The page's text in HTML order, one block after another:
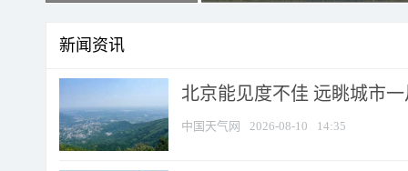
新闻资讯
北京能见度不佳 远眺城市
中国天气网 2026-08-10 14:35